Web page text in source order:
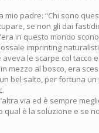
mio padre: “Chi sono
se non gli dai
in questo mondo
imprinting
le scarpe col tacco
mezzo al bosco, era
bel salto, per fortuna
via ed è sempre
è la soluzione e se